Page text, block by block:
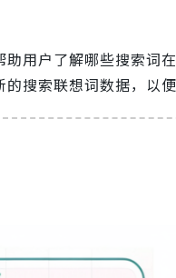
用户了解哪些搜索词
搜索联想词数据，以